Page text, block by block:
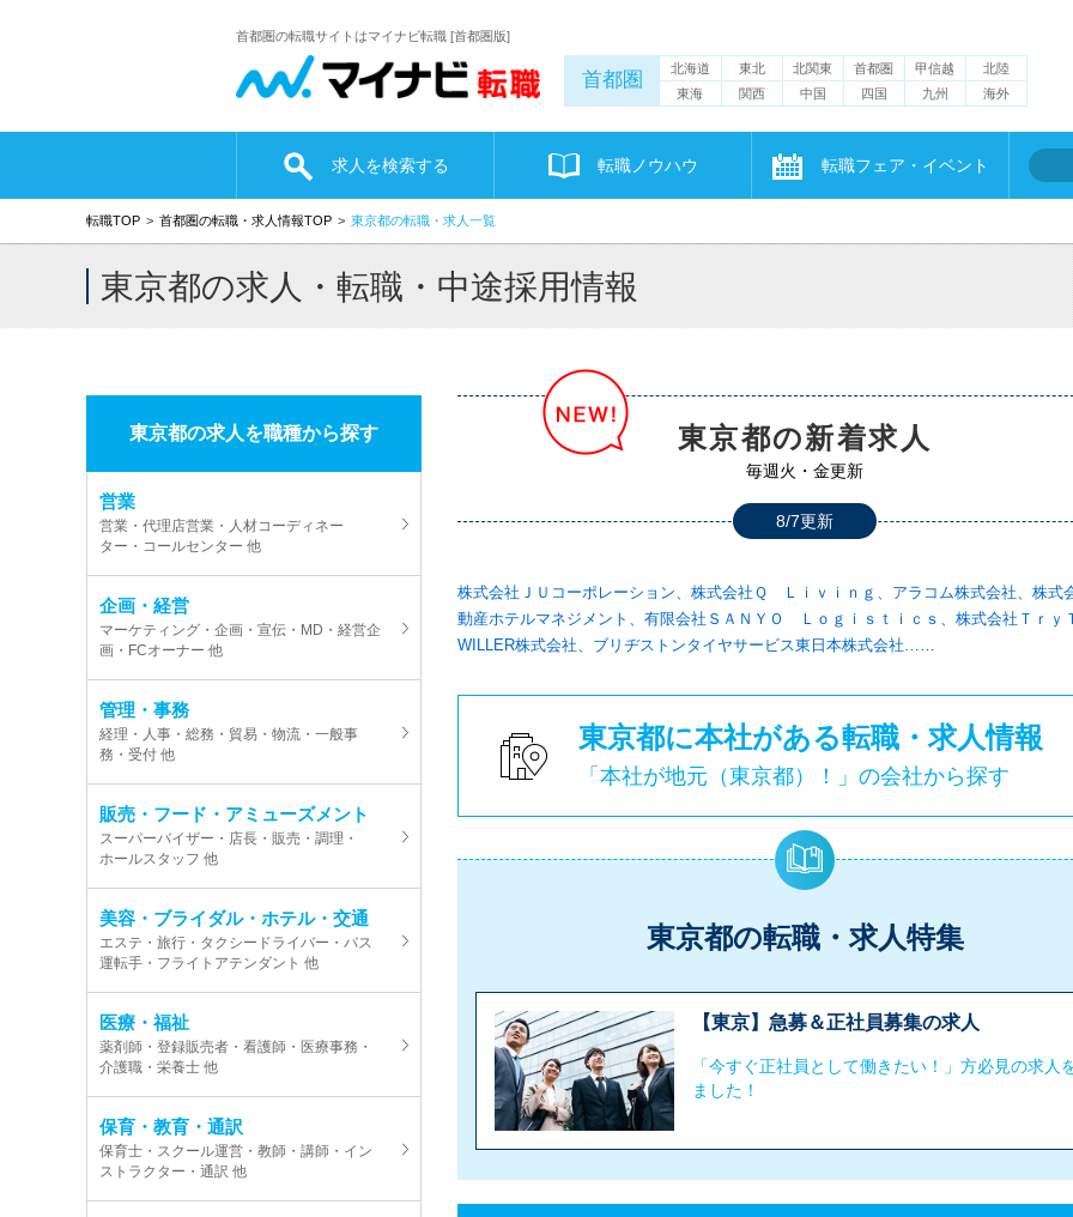
首都圏の転職サイトはマイナビ転職 [首都圏版]
首都圏 北海道 東北 北関東 首都圏 甲信越
北陸
東海
関西 中国 四国 九州 海外
求人を検索する 転職ノウハウ 転職フェア・イベント
転職TOP 首都圏の転職・求人情報TOP 東京都の転職・求人一覧
東京都の求人・転職・中途採用情報
東京都の求人を職種から探す
営業
営業・代理店営業・人材コーディネー
ター・コールセンター 他
企画・経営
マーケティング・企画・宣伝・MD・経営企
画・FCオーナー 他
管理・事務
経理・人事・総務・貿易・物流・一般事
務・受付 他
販売・フード・アミューズメント
スーパーバイザー・店長・販売・調理・
ホールスタッフ 他
美容・ブライダル・ホテル・交通
エステ・旅行・タクシードライバー・バス
運転手・フライトアテンダント 他
医療・福祉
薬剤師・登録販売者・看護師・医療事務・
介護職・栄養士 他
保育・教育・通訳
保育士・スクール運営・教師・講師・イン
ストラクター・通訳 他
東京都の新着求人
毎週火・金更新
8/7更新
株式会社ＪＵコーポレーション、株式会社Ｑ Ｌｉｖｉｎｇ、アラコム株式会社、株式
動産ホテルマネジメント、有限会社ＳＡＮＹＯ Ｌｏｇｉｓｔｉｃｓ、株式会社Ｔｒｙ
WILLER株式会社、ブリヂストンタイヤサービス東日本株式会社……
東京都に本社がある転職・求人情報
「本社が地元（東京都）！」の会社から探す
東京都の転職・求人特集
【東京】急募＆正社員募集の求人
「今すぐ正社員として働きたい！」方必見の求人
ました！